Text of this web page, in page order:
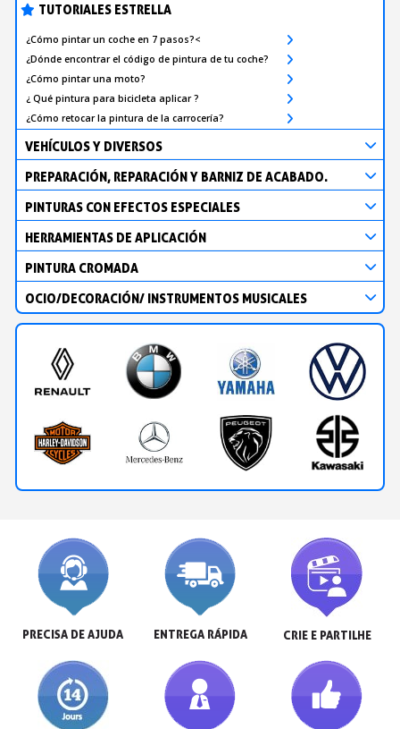
TUTORIALES ESTRELLA
¿Cómo pintar un coche en 7 pasos?<
¿Dónde encontrar el código de pintura de tu coche?
¿Cómo pintar una moto?
¿ Qué pintura para bicicleta aplicar ?
¿Cómo retocar la pintura de la carrocería?
VEHÍCULOS Y DIVERSOS
PREPARACIÓN, REPARACIÓN Y BARNIZ DE ACABADO.
PINTURAS CON EFECTOS ESPECIALES
HERRAMIENTAS DE APLICACIÓN
PINTURA CROMADA
OCIO/DECORACIÓN/ INSTRUMENTOS MUSICALES
PRECISA DE AJUDA ENTREGA RÁPIDA CRIE E PARTILHE